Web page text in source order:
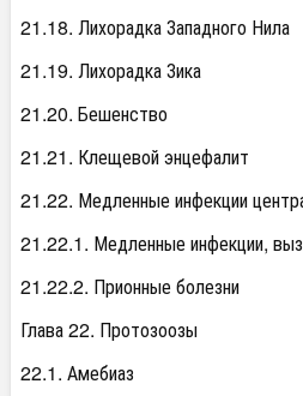
21.18. Лихорадка Западного Нила
21.19. Лихорадка Зика
21.20. Бешенство
21.21. Клещевой энцефалит
21.22. Медленные инфекции
21.22.1. Медленные инфекции,
21.22.2. Прионные болезни
Глава 22. Протозоозы
22.1. Амебиаз